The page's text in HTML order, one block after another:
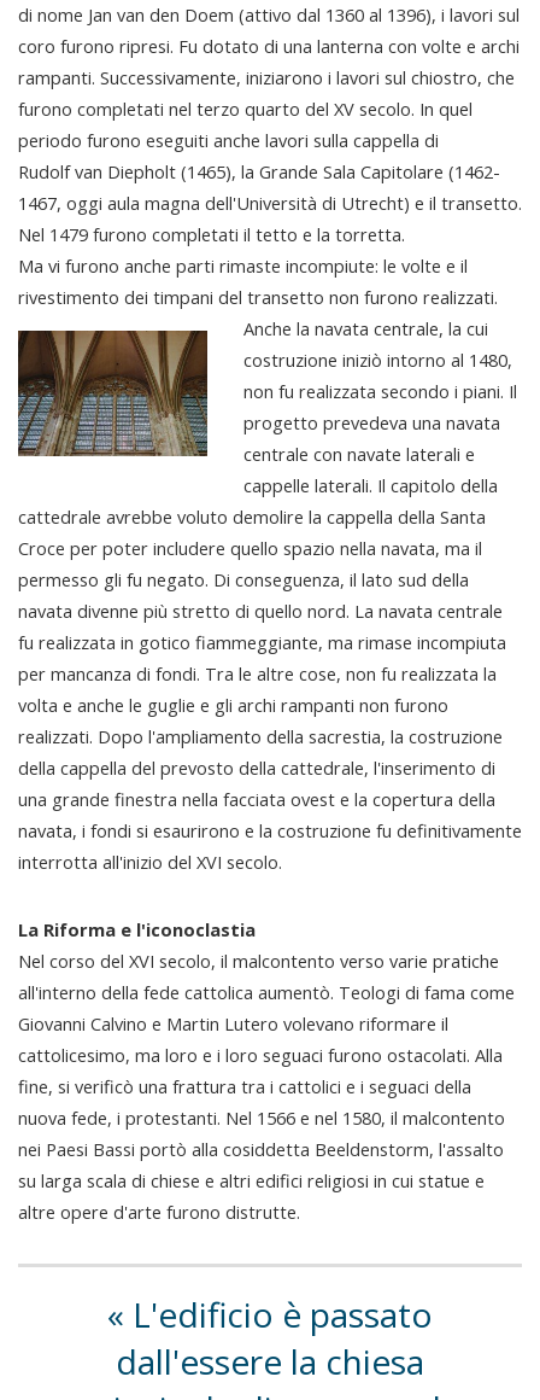
di nome Jan van den Doem (attivo dal 1360 al 1396), i lavori sul
coro furono ripresi. Fu dotato di una lanterna con volte e archi
rampanti. Successivamente, iniziarono i lavori sul chiostro, che
furono completati nel terzo quarto del XV secolo. In quel
periodo furono eseguiti anche lavori sulla cappella di
Rudolf van Diepholt (1465), la Grande Sala Capitolare (1462-
1467, oggi aula magna dell'Università di Utrecht) e il transetto.
Nel 1479 furono completati il tetto e la torretta.
Ma vi furono anche parti rimaste incompiute: le volte e il
rivestimento dei timpani del transetto non furono realizzati.
Anche la navata centrale, la cui
costruzione iniziò intorno al 1480,
non fu realizzata secondo i piani. Il
progetto prevedeva una navata
centrale con navate laterali e
cappelle laterali. Il capitolo della
cattedrale avrebbe voluto demolire la cappella della Santa
Croce per poter includere quello spazio nella navata, ma il
permesso gli fu negato. Di conseguenza, il lato sud della
navata divenne più stretto di quello nord. La navata centrale
fu realizzata in gotico fiammeggiante, ma rimase incompiuta
per mancanza di fondi. Tra le altre cose, non fu realizzata la
volta e anche le guglie e gli archi rampanti non furono
realizzati. Dopo l'ampliamento della sacrestia, la costruzione
della cappella del prevosto della cattedrale, l'inserimento di
una grande finestra nella facciata ovest e la copertura della
navata, i fondi si esaurirono e la costruzione fu definitivamente
interrotta all'inizio del XVI secolo.
La Riforma e l'iconoclastia
Nel corso del XVI secolo, il malcontento verso varie pratiche
all'interno della fede cattolica aumentò. Teologi di fama come
Giovanni Calvino e Martin Lutero volevano riformare il
cattolicesimo, ma loro e i loro seguaci furono ostacolati. Alla
fine, si verificò una frattura tra i cattolici e i seguaci della
nuova fede, i protestanti. Nel 1566 e nel 1580, il malcontento
nei Paesi Bassi portò alla cosiddetta Beeldenstorm, l'assalto
su larga scala di chiese e altri edifici religiosi in cui statue e
altre opere d'arte furono distrutte.
L'edificio è passato
dall'essere la chiesa